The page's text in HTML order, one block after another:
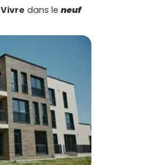
Vivre dans le neuf